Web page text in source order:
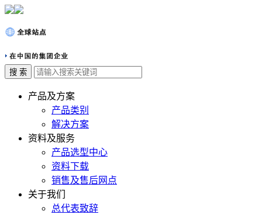
产品及方案
产品类别
解决方案
资料及服务
产品选型中心
资料下载
销售及售后网点
关于我们
总代表致辞